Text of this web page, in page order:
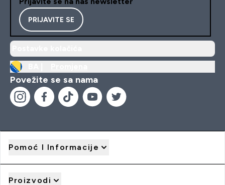
PRIJAVITE SE
Povežite se sa nama
Pomoć I Informacije
Proizvodi